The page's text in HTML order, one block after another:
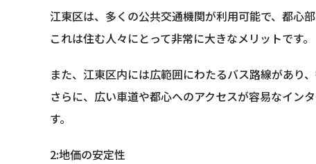
江東区は、多くの公共交通機関が利用可能で、都心
これは住む人々にとって非常に大きなメリットです。
また、江東区内には広範囲にわたるバス路線があり
さらに、広い車道や都心へのアクセスが容易なイン
す。
2:地価の安定性